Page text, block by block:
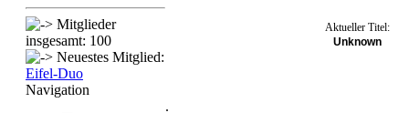
Mitglieder
insgesamt: 100
Neuestes Mitglied:
Eifel-Duo
Navigation
Aktueller Titel:
Unknown
.